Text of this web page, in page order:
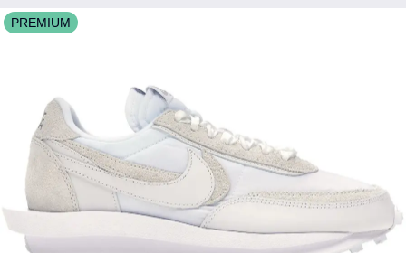
PREMIUM